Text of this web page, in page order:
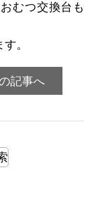
むつ交換台も
。
記事へ